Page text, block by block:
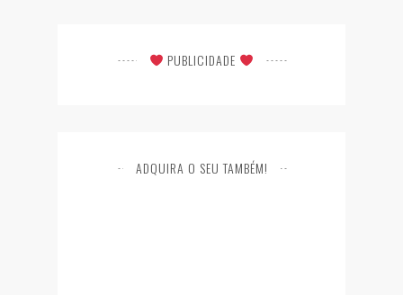
PUBLICIDADE
ADQUIRA O SEU TAMBÉM!